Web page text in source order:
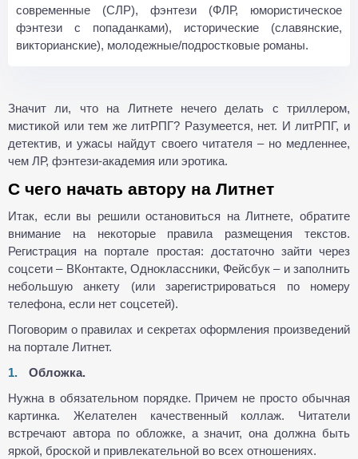
современные (СЛР), фэнтези (ФЛР, юмористическое
фэнтези с попаданками), исторические (славянские,
викторианские), молодежные/подростковые романы.
Значит ли, что на Литнете нечего делать с триллером,
мистикой или тем же литРПГ? Разумеется, нет. И литРПГ, и
детектив, и ужасы найдут своего читателя – но медленнее,
чем ЛР, фэнтези-академия или эротика.
С чего начать автору на Литнет
Итак, если вы решили остановиться на Литнете, обратите
внимание на некоторые правила размещения текстов.
Регистрация на портале простая: достаточно зайти через
соцсети – ВКонтакте, Одноклассники, Фейсбук – и заполнить
небольшую анкету (или зарегистрироваться по номеру
телефона, если нет соцсетей).
Поговорим о правилах и секретах оформления произведений
на портале Литнет.
Обложка.
Нужна в обязательном порядке. Причем не просто обычная
картинка. Желателен качественный коллаж. Читатели
встречают автора по обложке, а значит, она должна быть
яркой, броской и привлекательной во всех отношениях.